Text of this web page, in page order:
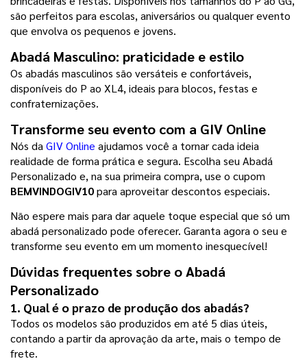
são perfeitos para escolas, aniversários ou qualquer evento
que envolva os pequenos e jovens.
Abadá Masculino: praticidade e estilo
Os abadás masculinos são versáteis e confortáveis,
disponíveis do P ao XL4, ideais para blocos, festas e
confraternizações.
Transforme seu evento com a GIV Online
Nós da GIV Online ajudamos você a tornar cada ideia
realidade de forma prática e segura. Escolha seu Abadá
BEMVINDOGIV10 para aproveitar descontos especiais.
Não espere mais para dar aquele toque especial que só um
abadá personalizado pode oferecer. Garanta agora o seu e
transforme seu evento em um momento inesquecível!
Dúvidas frequentes sobre o Abadá
Personalizado
1. Qual é o prazo de produção dos abadás?
Todos os modelos são produzidos em até 5 dias úteis,
contando a partir da aprovação da arte, mais o tempo de
frete.